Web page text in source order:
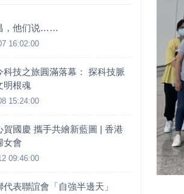
，他们说……
16:02:00
科技之旅圓滿落幕： 探科技脈
明根魂
15:24:00
賀國慶 攜手共繪新藍圖 | 香港
女會
09:46:00
代表聯誼會「自強半邊天」